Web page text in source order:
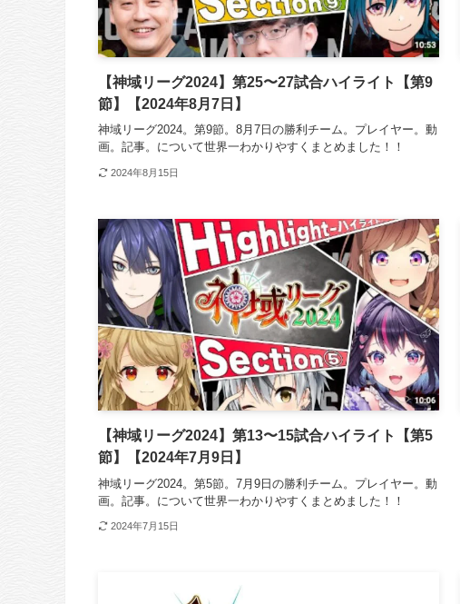
【神域リーグ2024】第25〜27試合ハイライト【第9
節】【2024年8月7日】
神域リーグ2024。第9節。8月7日の勝利チーム。プレイヤー。動
画。記事。について世界一わかりやすくまとめました！！
2024年8月15日
【神域リーグ2024】第13〜15試合ハイライト【第5
節】【2024年7月9日】
神域リーグ2024。第5節。7月9日の勝利チーム。プレイヤー。動
画。記事。について世界一わかりやすくまとめました！！
2024年7月15日